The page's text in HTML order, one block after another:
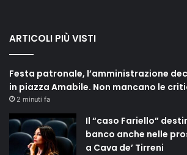
ARTICOLI PIÙ VISTI
Festa patronale, l’amministrazione
in piazza Amabile. Non mancano le
2 minuti fa
Il “caso Fariello”
banco anche nelle
a Cava de’ Tirreni